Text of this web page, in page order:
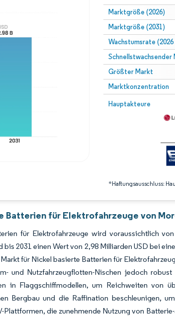
Marktgröße (2026)
Marktgröße (2031)
Wachstumsrate (2026
Schnellstwachsender
Größter Markt
Marktkonzentration
Hauptakteure
*Haftungsausschluss:
Bild © Mordor
Intelligence. Wiederverwendung erfordert Namensnennung
Batterien für Elektrofahrzeuge von
für Elektrofahrzeuge wird voraussichtlich
2031 einen Wert von 2,98 Milliarden USD bei
für Nickel basierte Batterien für
und Nutzfahrzeugflotten-Nischen jedoch
in Flaggschiffmodellen, um Reichweiten von
Bergbau und die Raffination beschleunigen,
Plattformen, die zunehmende Nutzung von